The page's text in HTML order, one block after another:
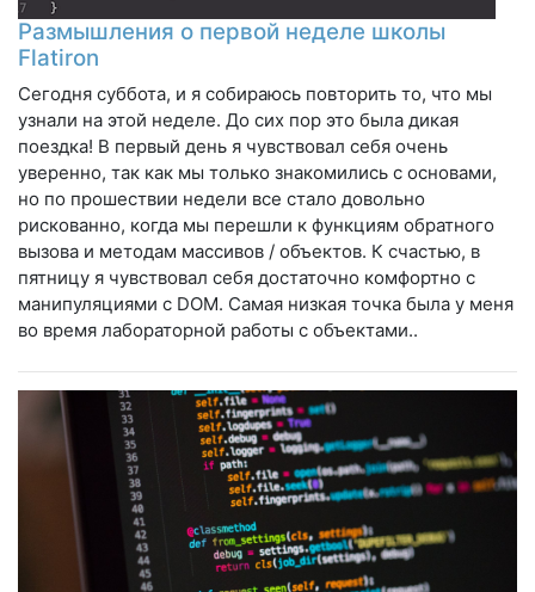
Размышления о первой неделе школы
Flatiron
Сегодня суббота, и я собираюсь повторить то, что мы
узнали на этой неделе. До сих пор это была дикая
поездка! В первый день я чувствовал себя очень
уверенно, так как мы только знакомились с основами,
но по прошествии недели все стало довольно
рискованно, когда мы перешли к функциям обратного
вызова и методам массивов / объектов. К счастью, в
пятницу я чувствовал себя достаточно комфортно с
манипуляциями с DOM. Самая низкая точка была у меня
во время лабораторной работы с объектами..